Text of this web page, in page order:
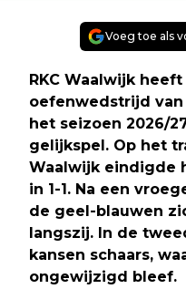
Voeg toe als
RKC Waalwijk
oefenwedstrijd
het seizoen 2026/
gelijkspel. Op het
Waalwijk eindigde
in 1-1. Na een
de geel-blauwen
langszij. In de
kansen schaars,
ongewijzigd bleef.